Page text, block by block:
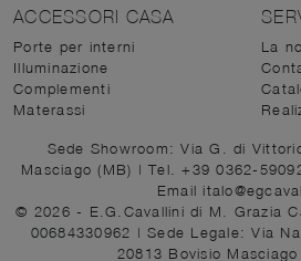
ACCESSORI CASA
Porte per interni
Illuminazione
Complementi
Materassi
La
Sede Showroom: Via G. di
Masciago (MB) | Tel. +39 0362-
Email
© 2026 - E.G.Cavallini di M. Grazia
00684330962 | Sede Legale: Via
20813 Bovisio Masciago